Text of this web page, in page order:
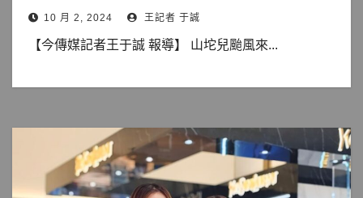
10 月 2, 2024 王記者 于誠
【今傳媒記者王于誠 報導】 山坨兒颱風來...